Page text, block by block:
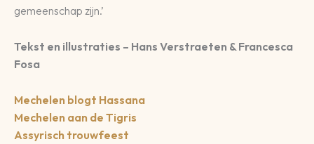
gemeenschap zijn.’
Tekst en illustraties – Hans Verstraeten & Francesca
Fosa
Mechelen blogt Hassana
Mechelen aan de Tigris
Assyrisch trouwfeest